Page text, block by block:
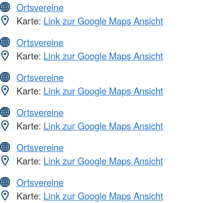
Ortsvereine
Karte: Link zur Google Maps Ansicht
Ortsvereine
Karte: Link zur Google Maps Ansicht
Ortsvereine
Karte: Link zur Google Maps Ansicht
Ortsvereine
Karte: Link zur Google Maps Ansicht
Ortsvereine
Karte: Link zur Google Maps Ansicht
Ortsvereine
Karte: Link zur Google Maps Ansicht